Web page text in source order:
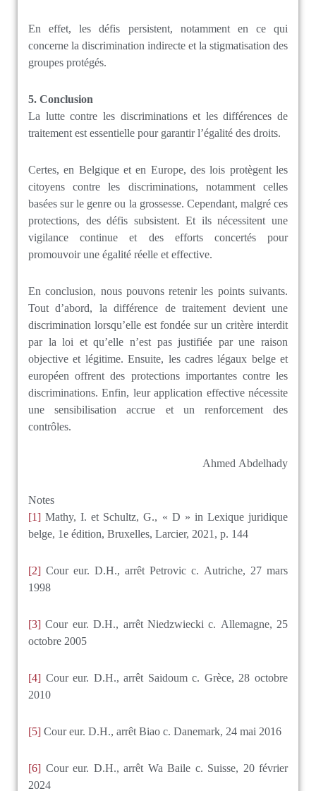
En effet, les défis persistent, notamment en ce qui
concerne la discrimination indirecte et la stigmatisation des
groupes protégés.
5. Conclusion
La lutte contre les discriminations et les différences de
traitement est essentielle pour garantir l’égalité des droits.
Certes, en Belgique et en Europe, des lois protègent les
citoyens contre les discriminations, notamment celles
basées sur le genre ou la grossesse. Cependant, malgré ces
protections, des défis subsistent. Et ils nécessitent une
vigilance continue et des efforts concertés pour
promouvoir une égalité réelle et effective.
En conclusion, nous pouvons retenir les points suivants.
Tout d’abord, la différence de traitement devient une
discrimination lorsqu’elle est fondée sur un critère interdit
par la loi et qu’elle n’est pas justifiée par une raison
objective et légitime. Ensuite, les cadres légaux belge et
européen offrent des protections importantes contre les
discriminations. Enfin, leur application effective nécessite
une sensibilisation accrue et un renforcement des
contrôles.
Ahmed Abdelhady
Notes
[1] Mathy, I. et Schultz, G., « D » in Lexique juridique
belge, 1e édition, Bruxelles, Larcier, 2021, p. 144
[2] Cour eur. D.H., arrêt Petrovic c. Autriche, 27 mars
1998
[3] Cour eur. D.H., arrêt Niedzwiecki c. Allemagne, 25
octobre 2005
[4] Cour eur. D.H., arrêt Saidoum c. Grèce, 28 octobre
2010
[5] Cour eur. D.H., arrêt Biao c. Danemark, 24 mai 2016
[6] Cour eur. D.H., arrêt Wa Baile c. Suisse, 20 février
2024